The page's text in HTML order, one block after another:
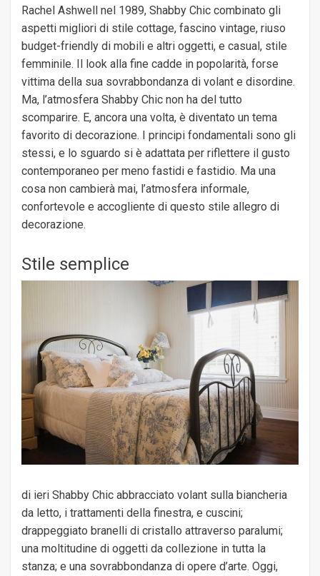
Rachel Ashwell nel 1989, Shabby Chic combinato gli
aspetti migliori di stile cottage, fascino vintage, riuso
budget-friendly di mobili e altri oggetti, e casual, stile
femminile. Il look alla fine cadde in popolarità, forse
vittima della sua sovrabbondanza di volant e disordine.
Ma, l’atmosfera Shabby Chic non ha del tutto
scomparire. E, ancora una volta, è diventato un tema
favorito di decorazione. I principi fondamentali sono gli
stessi, e lo sguardo si è adattata per riflettere il gusto
contemporaneo per meno fastidi e fastidio. Ma una
cosa non cambierà mai, l’atmosfera informale,
confortevole e accogliente di questo stile allegro di
decorazione.
Stile semplice
di ieri Shabby Chic abbracciato volant sulla biancheria
da letto, i trattamenti della finestra, e cuscini;
drappeggiato branelli di cristallo attraverso paralumi;
una moltitudine di oggetti da collezione in tutta la
stanza; e una sovrabbondanza di opere d’arte. Oggi,